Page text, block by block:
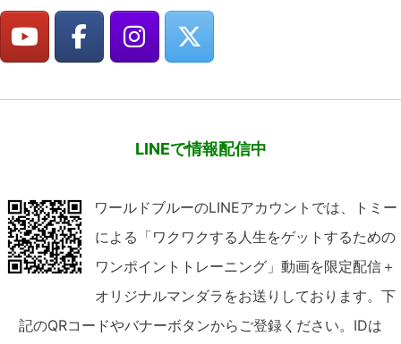
LINEで情報配信中
ワールドブルーのLINEアカウントでは、トミー
による「ワクワクする人生をゲットするための
ワンポイントトレーニング」動画を限定配信＋
オリジナルマンダラをお送りしております。下
記のQRコードやバナーボタンからご登録ください。IDは